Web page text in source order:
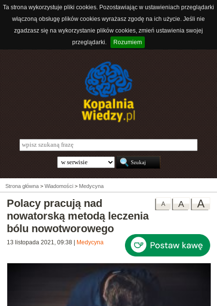
Ta strona wykorzystuje pliki cookies. Pozostawiając w ustawieniach przeglądarki
włączoną obsługę plików cookies wyrażasz zgodę na ich użycie. Jeśli nie
zgadzasz się na wykorzystanie plików cookies, zmień ustawienia swojej
przeglądarki.
Rozumiem
Strona główna > Wiadomości > Medycyna
A
A
A
Polacy pracują nad
nowatorską metodą leczenia
bólu nowotworowego
13 listopada 2021, 09:38 Medycyna